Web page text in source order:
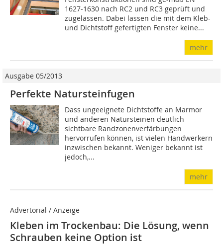
1627-1630 nach RC2 und RC3 geprüft und
zugelassen. Dabei lassen die mit dem Kleb-
und Dichtstoff gefertigten Fenster keine...
mehr
Ausgabe 05/2013
Perfekte Natursteinfugen
Dass ungeeignete Dichtstoffe an Marmor
und anderen Natursteinen deutlich
sichtbare Randzonenverfärbungen
hervorrufen können, ist vielen Handwerkern
inzwischen bekannt. Weniger bekannt ist
jedoch,...
mehr
Advertorial / Anzeige
Kleben im Trockenbau: Die Lösung, wenn
Schrauben keine Option ist